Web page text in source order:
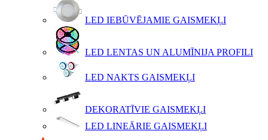
LED IEBŪVĒJAMIE GAISMEKĻI
LED LENTAS UN ALUMĪNIJA PROFILI
LED NAKTS GAISMEKĻI
DEKORATĪVIE GAISMEKĻI
LED LINEĀRIE GAISMEKĻI